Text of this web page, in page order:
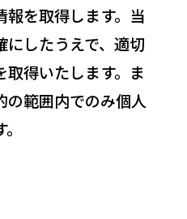
報を取得します。当
したうえで、適切
得いたします。ま
の範囲内でのみ個人